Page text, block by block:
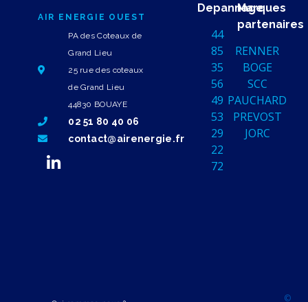
AIR ENERGIE OUEST
PA des Coteaux de
Grand Lieu
25 rue des coteaux
de Grand Lieu
44830 BOUAYE
02 51 80 40 06
contact@airenergie.fr
Depannage
44
85
35
56
49
53
29
22
72
Marques
partenaires
RENNER
BOGE
SCC
PAUCHARD
PREVOST
JORC
©